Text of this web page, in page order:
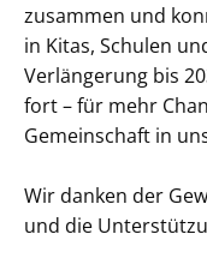
zusammen und
in Kitas, Schulen
Verlängerung bis
fort – für mehr
Gemeinschaft in
Wir danken der
und die